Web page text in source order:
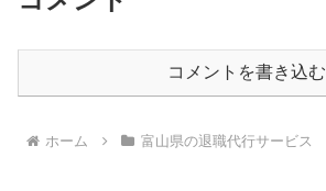
コメントを書き込む
ホーム 富山県の退職代行サービス